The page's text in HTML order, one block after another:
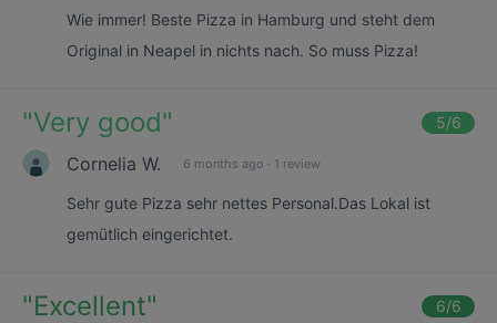
Wie immer! Beste Pizza in Hamburg und steht dem
Original in Neapel in nichts nach. So muss Pizza!
"Very good" 5/6
Cornelia W. 6 months ago · 1 review
Sehr gute Pizza sehr nettes Personal.Das Lokal ist
gemütlich eingerichtet.
"Excellent" 6/6